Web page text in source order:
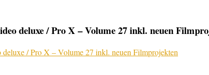
deluxe / Pro X – Volume 27 inkl. neuen